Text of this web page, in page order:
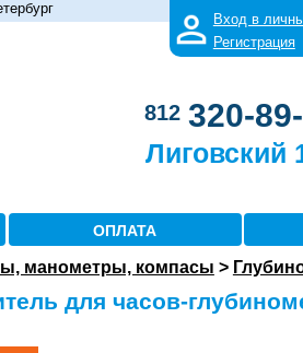
Вход в
Регистрация
812 320-
Лиговский
ОПЛАТА
манометры, компасы >
для часов-